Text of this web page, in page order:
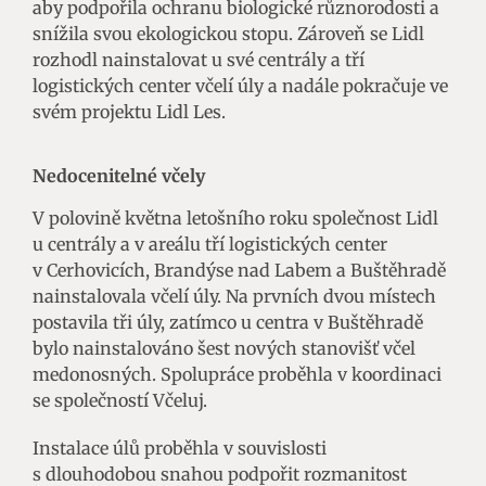
aby podpořila ochranu biologické různorodosti a
snížila svou ekologickou stopu. Zároveň se Lidl
rozhodl nainstalovat u své centrály a tří
logistických center včelí úly a nadále pokračuje ve
svém projektu Lidl Les.
Nedocenitelné včely
V polovině května letošního roku společnost Lidl
u centrály a v areálu tří logistických center
v Cerhovicích, Brandýse nad Labem a Buštěhradě
nainstalovala včelí úly. Na prvních dvou místech
postavila tři úly, zatímco u centra v Buštěhradě
bylo nainstalováno šest nových stanovišť včel
medonosných. Spolupráce proběhla v koordinaci
se společností Včeluj.
Instalace úlů proběhla v souvislosti
s dlouhodobou snahou podpořit rozmanitost